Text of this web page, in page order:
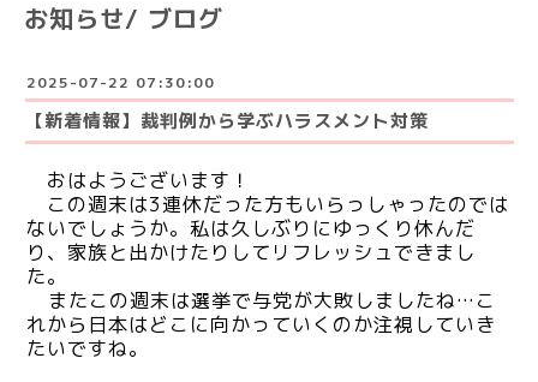
お知らせ/ ブログ
2025-07-22 07:30:00
【新着情報】裁判例から学ぶハラスメント対策
おはようございます！
この週末は3連休だった方もいらっしゃったのでは
ないでしょうか。私は久しぶりにゆっくり休んだ
り、家族と出かけたりしてリフレッシュできまし
た。
またこの週末は選挙で与党が大敗しましたね…こ
れから日本はどこに向かっていくのか注視していき
たいですね。